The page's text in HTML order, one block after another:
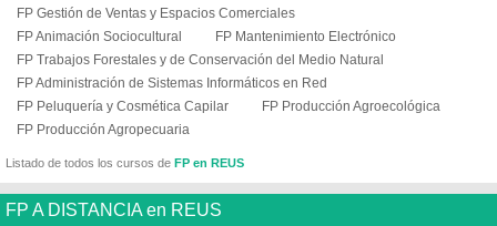
FP Gestión de Ventas y Espacios Comerciales
FP Animación Sociocultural
FP Mantenimiento Electrónico
FP Trabajos Forestales y de Conservación del Medio Natural
FP Administración de Sistemas Informáticos en Red
FP Peluquería y Cosmética Capilar
FP Producción Agroecológica
FP Producción Agropecuaria
Listado de todos los cursos de FP en REUS
FP A DISTANCIA en REUS